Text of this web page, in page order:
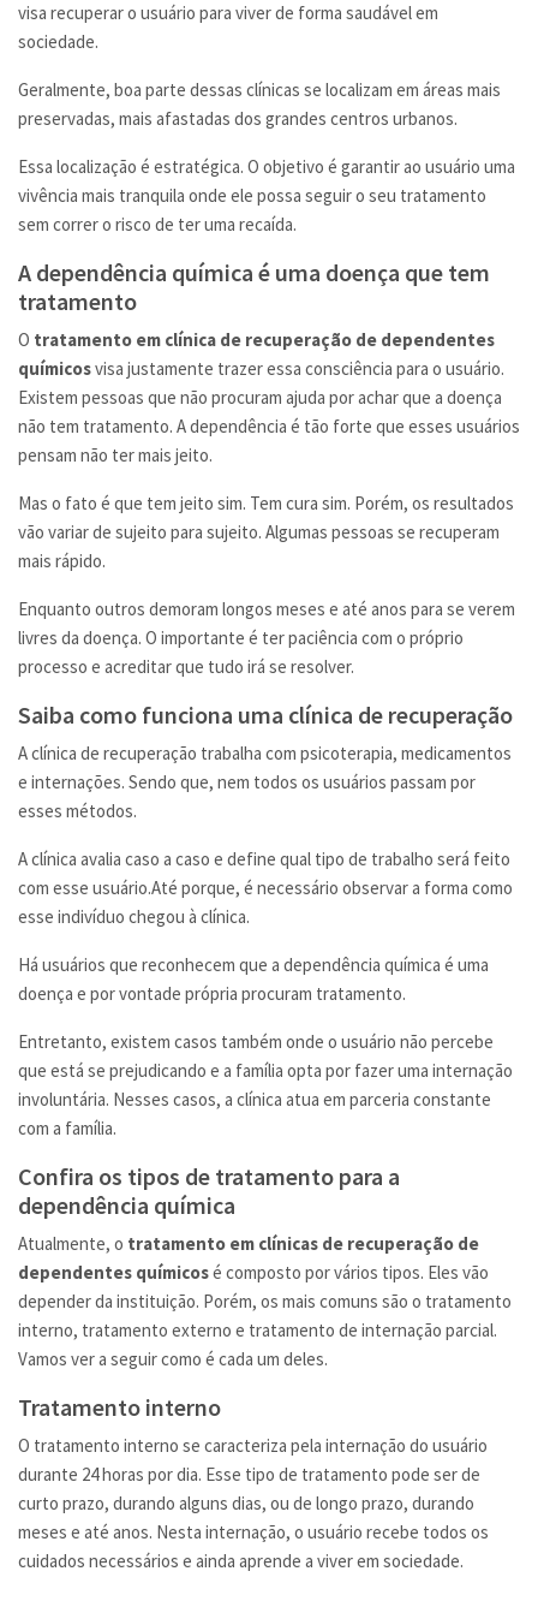
visa recuperar o usuário para viver de forma saudável em
sociedade.
Geralmente, boa parte dessas clínicas se localizam em áreas mais
preservadas, mais afastadas dos grandes centros urbanos.
Essa localização é estratégica. O objetivo é garantir ao usuário uma
vivência mais tranquila onde ele possa seguir o seu tratamento
sem correr o risco de ter uma recaída.
A dependência química é uma doença que tem
tratamento
O tratamento em clínica de recuperação de dependentes
químicosvisa justamente trazer essa consciência para o usuário.
Existem pessoas que não procuram ajuda por achar que a doença
não tem tratamento. A dependência é tão forte que esses usuários
pensam não ter mais jeito.
Mas o fato é que tem jeito sim. Tem cura sim. Porém, os resultados
vão variar de sujeito para sujeito. Algumas pessoas se recuperam
mais rápido.
Enquanto outros demoram longos meses e até anos para se verem
livres da doença. O importante é ter paciência com o próprio
processo e acreditar que tudo irá se resolver.
Saiba como funciona uma clínica de recuperação
A clínica de recuperação trabalha com psicoterapia, medicamentos
e internações. Sendo que, nem todos os usuários passam por
esses métodos.
A clínica avalia caso a caso e define qual tipo de trabalho será feito
com esse usuário.Até porque, é necessário observar a forma como
esse indivíduo chegou à clínica.
Há usuários que reconhecem que a dependência química é uma
doença e por vontade própria procuram tratamento.
Entretanto, existem casos também onde o usuário não percebe
que está se prejudicando e a família opta por fazer uma internação
involuntária. Nesses casos, a clínica atua em parceria constante
com a família.
Confira os tipos de tratamento para a
dependência química
Atualmente, o tratamento em clínicas de recuperação de
dependentes químicosé composto por vários tipos. Eles vão
depender da instituição. Porém, os mais comuns são o tratamento
interno, tratamento externo e tratamento de internação parcial.
Vamos ver a seguir como é cada um deles.
Tratamento interno
O tratamento interno se caracteriza pela internação do usuário
durante 24 horas por dia. Esse tipo de tratamento pode ser de
curto prazo, durando alguns dias, ou de longo prazo, durando
meses e até anos. Nesta internação, o usuário recebe todos os
cuidados necessários e ainda aprende a viver em sociedade.